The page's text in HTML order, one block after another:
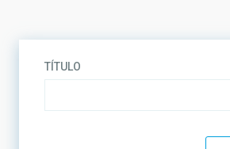
navegación
TÍTULO